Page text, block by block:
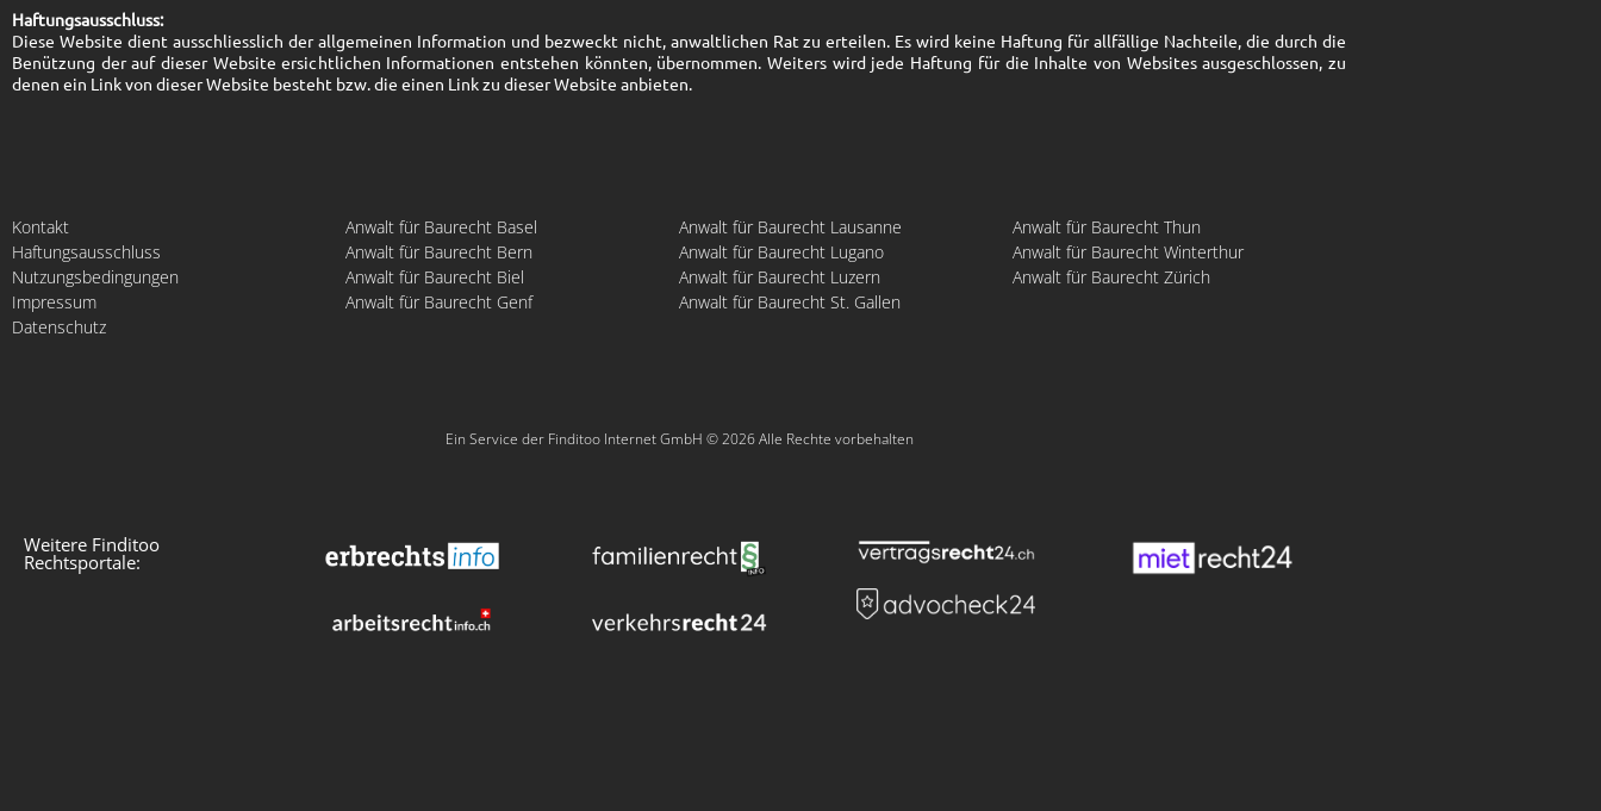
Haftungsausschluss:
Diese Website dient ausschliesslich der allgemeinen Information und bezweckt nicht, anwaltlichen Rat zu erteilen. Es wird keine Haftung für allfällige Nachteile, die durch die
Benützung der auf dieser Website ersichtlichen Informationen entstehen könnten, übernommen. Weiters wird jede Haftung für die Inhalte von Websites ausgeschlossen, zu
denen ein Link von dieser Website besteht bzw. die einen Link zu dieser Website anbieten.
Kontakt
Haftungsausschluss
Nutzungsbedingungen
Impressum
Datenschutz
Anwalt für Baurecht Basel
Anwalt für Baurecht Bern
Anwalt für Baurecht Biel
Anwalt für Baurecht Genf
Anwalt für Baurecht Lausanne
Anwalt für Baurecht Lugano
Anwalt für Baurecht Luzern
Anwalt für Baurecht St. Gallen
Anwalt für Baurecht Thun
Anwalt für Baurecht Winterthur
Anwalt für Baurecht Zürich
Ein Service der Finditoo Internet GmbH © 2026 Alle Rechte vorbehalten
Weitere Finditoo
Rechtsportale: